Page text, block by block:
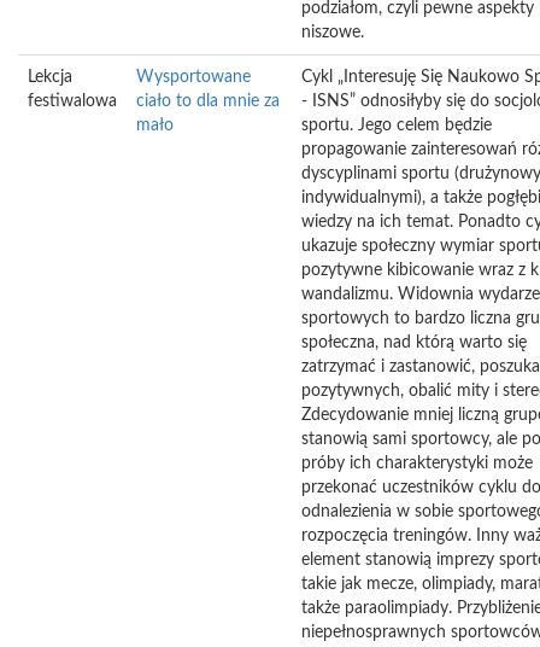
podziałom, czyli pewne aspekty
niszowe.
Lekcja
festiwalowa
Wysportowane
ciało to dla mnie za
mało
Cykl „Interesuję Się Naukowo
- ISNS” odnosiłyby się do
sportu. Jego celem będzie
propagowanie zainteresowań
dyscyplinami sportu
indywidualnymi), a także
wiedzy na ich temat. Ponadto
ukazuje społeczny wymiar
pozytywne kibicowanie wraz z
wandalizmu. Widownia
sportowych to bardzo liczna
społeczna, nad którą warto się
zatrzymać i zastanowić,
pozytywnych, obalić mity i
Zdecydowanie mniej liczną
stanowią sami sportowcy, ale
próby ich charakterystyki może
przekonać uczestników cyklu do
odnalezienia w sobie
rozpoczęcia treningów. Inny
element stanowią imprezy
takie jak mecze, olimpiady,
także paraolimpiady.
niepełnosprawnych